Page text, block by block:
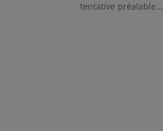
tentative préalable...